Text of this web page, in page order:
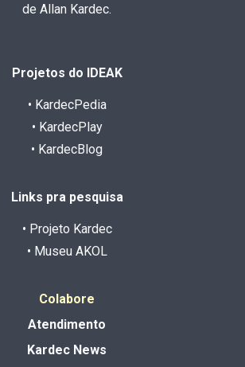
de Allan Kardec.
Projetos do IDEAK
• KardecPedia
• KardecPlay
• KardecBlog
Links pra pesquisa
• Projeto Kardec
• Museu AKOL
Colabore
Atendimento
Kardec News